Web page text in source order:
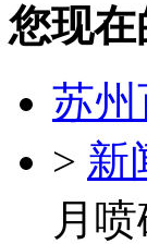
您现在
苏
> 新
月